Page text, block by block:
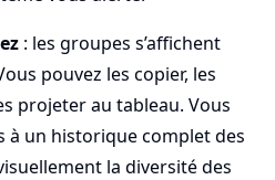
: les groupes s’affichent
pouvez les copier, les
projeter au tableau. Vous
à un historique complet des
la diversité des